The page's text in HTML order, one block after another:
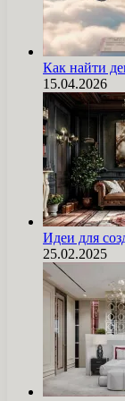
Как найти
15.04.2026
Идеи для
25.02.2025